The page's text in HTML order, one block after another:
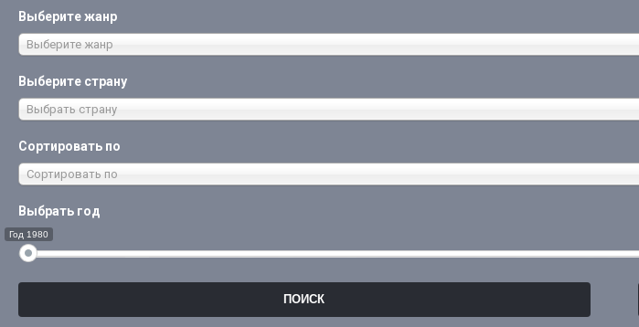
Выберите жанр
Выберите жанр
Выберите страну
Выбрать страну
Сортировать по
Сортировать по
Выбрать год
Год 1980